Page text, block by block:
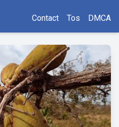
Contact Tos DMCA